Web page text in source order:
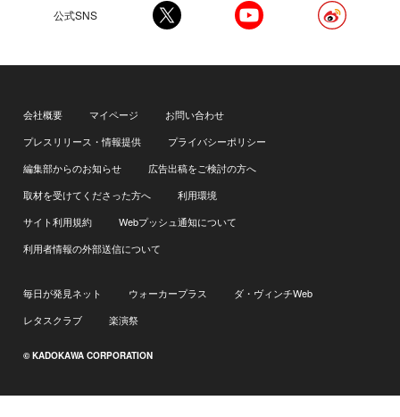
公式SNS
会社概要 マイページ
お問い合わせ
プレスリリース・情報提供
プライバシーポリシー
編集部からのお知らせ
広告出稿をご検討の方へ
取材を受けてくださった方へ
利用環境
サイト利用規約
Webプッシュ通知について
利用者情報の外部送信について
毎日が発見ネット ウォーカープラス
ダ・ヴィンチWeb
レタスクラブ
楽演祭
© KADOKAWA CORPORATION